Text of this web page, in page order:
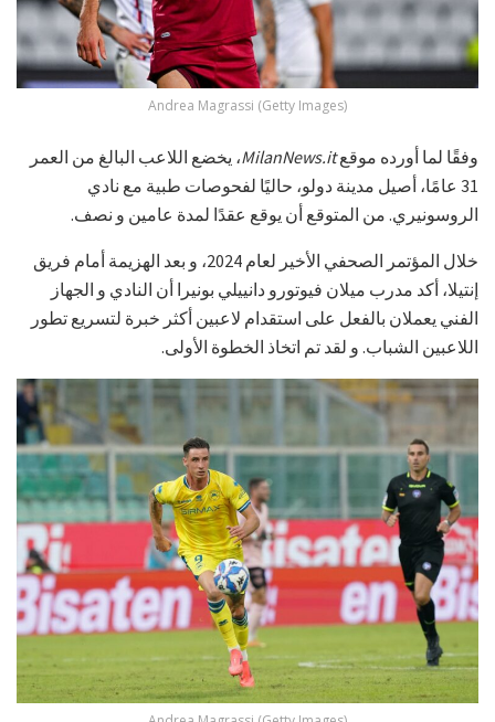
Andrea Magrassi (Getty Images)
وفقًا لما أورده موقعMilanNews.it، يخضع اللاعب البالغ من العمر
31 عامًا، أصيل مدينة دولو، حاليًا لفحوصات طبية مع نادي
الروسونيري. من المتوقع أن يوقع عقدًا لمدة عامين و نصف.
خلال المؤتمر الصحفي الأخير لعام 2024، و بعد الهزيمة أمام فريق
إنتيلا، أكد مدرب ميلان فيوتورو دانييلي بونيرا أن النادي و الجهاز
الفني يعملان بالفعل على استقدام لاعبين أكثر خبرة لتسريع تطور
اللاعبين الشباب. و لقد تم اتخاذ الخطوة الأولى.